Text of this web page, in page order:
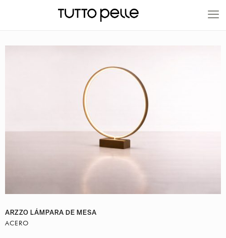
20% EN PRODUCTOS A FABRICACIÓN
ARZZO LÁMPARA DE MESA
ACERO